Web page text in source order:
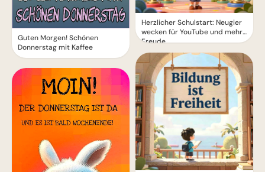
Guten Morgen! Schönen
Donnerstag mit Kaffee
Herzlicher Schulstart: Neugier
wecken für YouTube und mehr
Freude